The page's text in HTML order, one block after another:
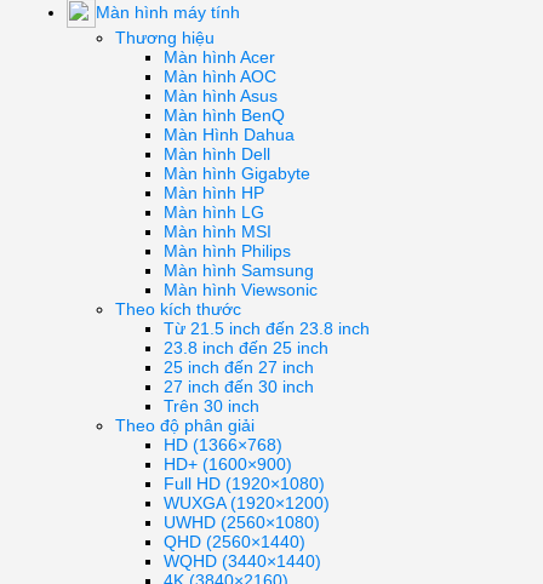
Màn hình máy tính
Thương hiệu
Màn hình Acer
Màn hình AOC
Màn hình Asus
Màn hình BenQ
Màn Hình Dahua
Màn hình Dell
Màn hình Gigabyte
Màn hình HP
Màn hình LG
Màn hình MSI
Màn hình Philips
Màn hình Samsung
Màn hình Viewsonic
Theo kích thước
Từ 21.5 inch đến 23.8 inch
23.8 inch đến 25 inch
25 inch đến 27 inch
27 inch đến 30 inch
Trên 30 inch
Theo độ phân giải
HD (1366×768)
HD+ (1600×900)
Full HD (1920×1080)
WUXGA (1920×1200)
UWHD (2560×1080)
QHD (2560×1440)
WQHD (3440×1440)